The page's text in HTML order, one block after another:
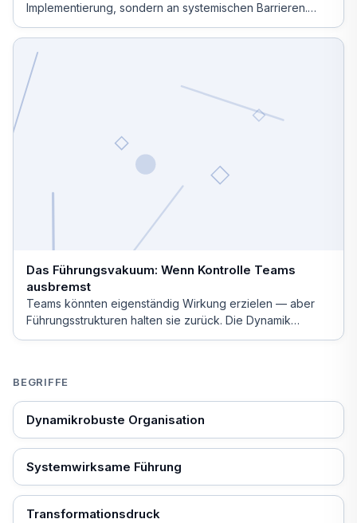
Implementierung, sondern an systemischen Barrieren.
Erfolg erfordert Systemdesign.
Das Führungsvakuum: Wenn Kontrolle Teams
ausbremst
Teams könnten eigenständig Wirkung erzielen — aber
Führungsstrukturen halten sie zurück. Die Dynamik
dahinter.
BEGRIFFE
Dynamikrobuste Organisation
Systemwirksame Führung
Transformationsdruck